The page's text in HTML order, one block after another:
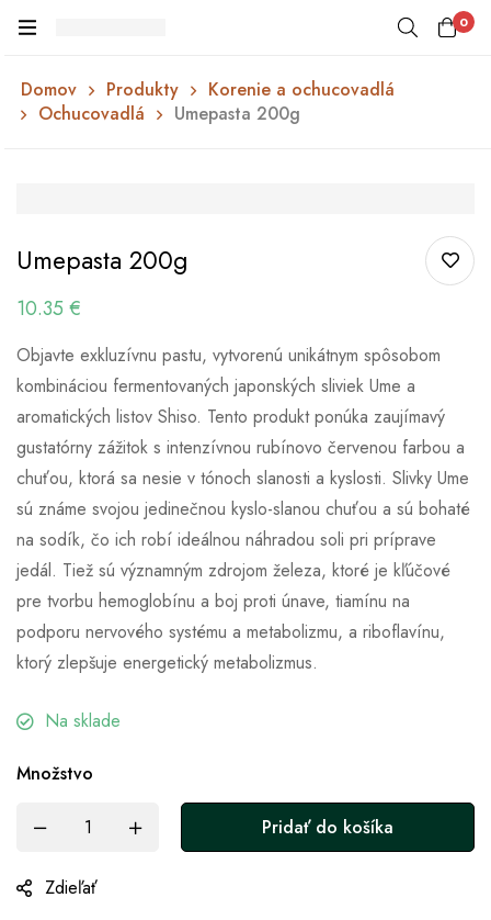
0
Domov Produkty
Korenie a ochucovadlá
Ochucovadlá
Umepasta 200g
Umepasta 200g
10.35 €
Objavte exkluzívnu pastu, vytvorenú unikátnym spôsobom
kombináciou fermentovaných japonských sliviek Ume a
aromatických listov Shiso. Tento produkt ponúka zaujímavý
gustatórny zážitok s intenzívnou rubínovo červenou farbou a
chuťou, ktorá sa nesie v tónoch slanosti a kyslosti. Slivky Ume
sú známe svojou jedinečnou kyslo-slanou chuťou a sú bohaté
na sodík, čo ich robí ideálnou náhradou soli pri príprave
jedál. Tiež sú významným zdrojom železa, ktoré je kľúčové
pre tvorbu hemoglobínu a boj proti únave, tiamínu na
podporu nervového systému a metabolizmu, a riboflavínu,
ktorý zlepšuje energetický metabolizmus.
Na sklade
Množstvo
Pridať do košíka
Zdieľať